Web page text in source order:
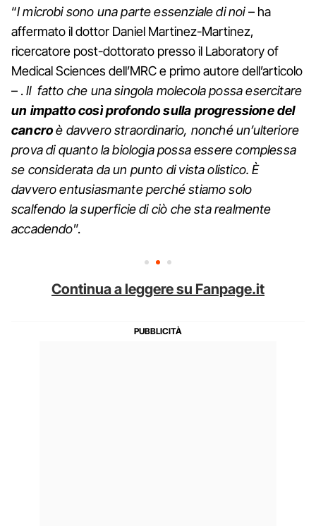
“I microbi sono una parte essenziale di noi– ha
affermato il dottor Daniel Martinez-Martinez,
ricercatore post-dottorato presso il Laboratory of
Medical Sciences dell’MRC e primo autore dell’articolo
– .Il fatto che una singola molecola possa esercitare
un impatto così profondo sulla progressione del
cancroè davvero straordinario, nonché un’ulteriore
prova di quanto la biologia possa essere complessa
se considerata da un punto di vista olistico. È
davvero entusiasmante perché stiamo solo
scalfendo la superficie di ciò che sta realmente
accadendo”.
Continua a leggere su Fanpage.it